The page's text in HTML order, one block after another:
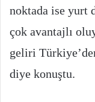
noktada ise yurt
çok avantajlı
geliri
diye konuştu.